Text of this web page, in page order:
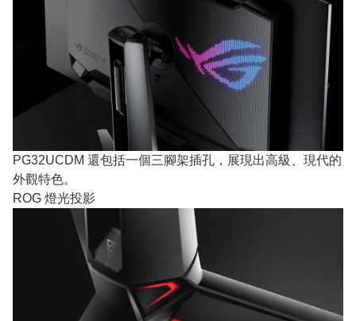
PG32UCDM 還包括一個三腳架插孔，展現出高級、現代的
外觀特色。
ROG 燈光投影